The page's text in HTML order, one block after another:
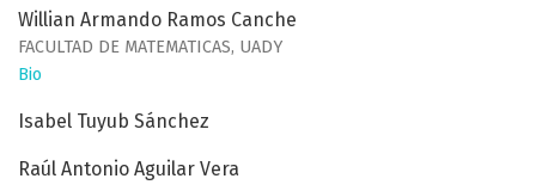
Willian Armando Ramos Canche
FACULTAD DE MATEMATICAS, UADY
Bio
Isabel Tuyub Sánchez
Raúl Antonio Aguilar Vera